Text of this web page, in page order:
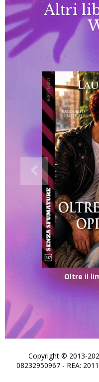
Altri
Oltre il
Copyright © 2013-
08232950967 - REA: